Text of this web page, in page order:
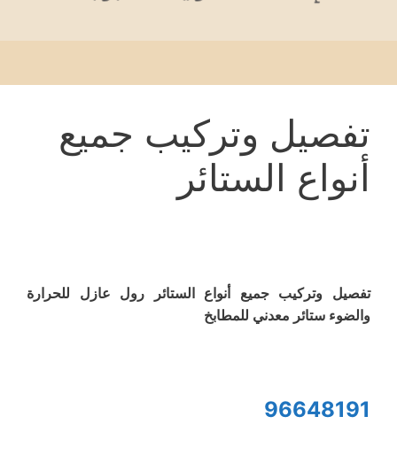
تفصيل وتركيب جميع
أنواع الستائر
تفصيل وتركيب جميع أنواع الستائر رول عازل للحرارة
والضوء ستائر معدني للمطابخ
96648191